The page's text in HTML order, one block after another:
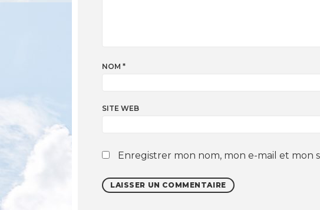
NOM *
SITE WEB
Enregistrer mon nom, mon e-mail et